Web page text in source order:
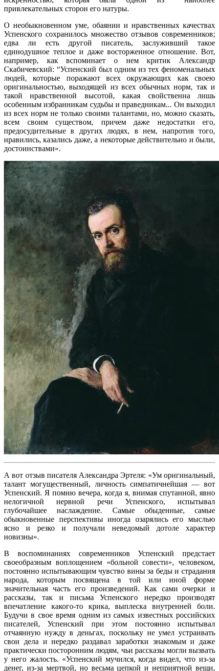
привлекательных сторон его натуры.
О необыкновенном уме, обаянии и нравственных качествах
Успенского сохранилось множество отзывов современников;
едва ли есть другой писатель, заслуживший такое
единодушное теплое и даже восторженное отношение. Вот,
например, как вспоминает о нем критик Александр
Скабичевский: “Успенский был одним из тех феноменальных
людей, которые поражают всех окружающих как своею
оригинальностью, выходящей из всех обычных норм, так и
такой нравственной высотой, какая свойственна лишь
особенным избранникам судьбы и праведникам... Он выходил
из всех норм не только своими талантами, но, можно сказать,
всем своим существом, причем даже недостатки его,
предосудительные в других людях, в нем, напротив того,
нравились, казались даже, а некоторые действительно и были,
достоинствами».
А вот отзыв писателя Александра Эртеля: «Ум оригинальный,
талант могущественный, личность симпатичнейшая — вот
Успенский. Я помню вечера, когда я, внимая спутанной, явно
нелогичной нервной речи Успенского, испытывал
глубочайшее наслаждение. Самые обыденные, самые
обыкновенные перспективы иногда озарялись его мыслью
ясно и резко и получали неведомый дотоле характер
новизны».
В воспоминаниях современников Успенский предстает
своеобразным воплощением «больной совести», человеком,
постоянно испытывающим чувство вины за беды и страдания
народа, которым посвящена в той или иной форме
значительная часть его произведений. Как сами очерки и
рассказы, так и письма Успенского нередко производят
впечатление какого-то крика, выплеска внутренней боли.
Будучи в свое время одним из самых известных российских
писателей, Успенский при этом постоянно испытывал
отчаянную нужду в деньгах, поскольку не умел устраивать
свои дела и нередко раздавал заработки знакомым и даже
практически посторонним людям, чьи рассказы могли вызвать
у него жалость. «Успенский мучился, когда видел, что из-за
денег, из-за мертвой, но весьма цепкой и неприятной вещи,